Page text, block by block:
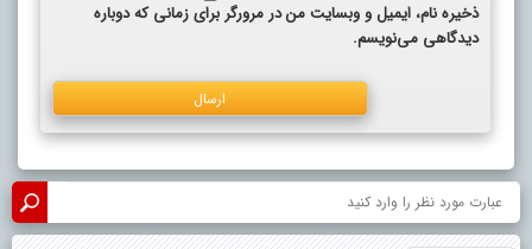
ذخیره نام، ایمیل و وبسایت من در مرورگر برای زمانی که دوباره
دیدگاهی می‌نویسم.